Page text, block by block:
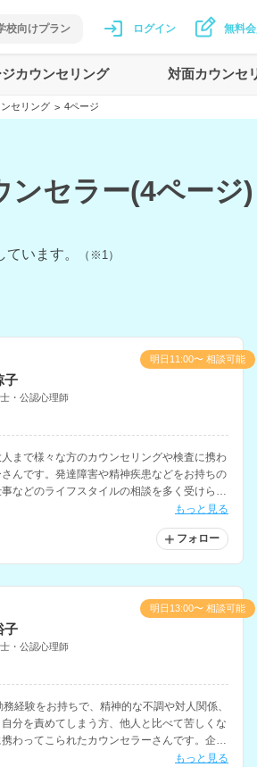
校向けプラン ログイン 無料
ジカウンセリング 対面カウンセ
セリング > 4ページ
ンセラー(4ページ)
います。 （※1）
子
・公認心理師
まで様々な方のカウンセリングや検査に携わ
んです。発達障害や精神疾患などをお持ちの
などのライフスタイルの相談を多く受けられ
もっと見る
フォロー
明日11:00〜 相談可能
子
・公認心理師
経験をお持ちで、精神的な不調や対人関係、
分を責めてしまう方、他人と比べて苦しくな
わってこられたカウンセラーさんです。企業
もっと見る
明日13:00〜 相談可能